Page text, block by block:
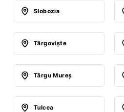
Slobozia
Târgovişte
Târgu Mureş
Tulcea